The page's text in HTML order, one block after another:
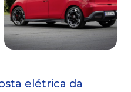
elétrica da